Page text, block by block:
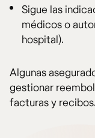
Sigue las
médicos o
hospital).
Algunas
gestionar
facturas y recibos.